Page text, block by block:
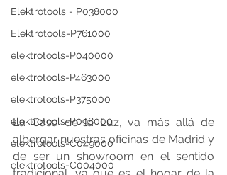
Elektrotools - P038000
Elektrotools-P761000
elektrotools-P040000
elektrotools-P463000
elektrotools-P375000
elektrotools-P098000
elektrotools-C049000
elektrotools-C004000
La Casa de la Luz, va más allá de
albergar nuestras oficinas de Madrid y
de ser un showroom en el sentido